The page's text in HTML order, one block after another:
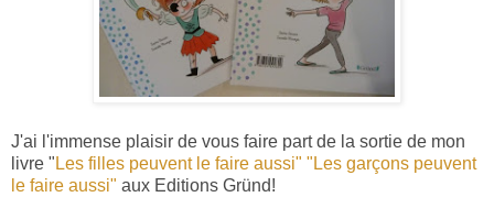
J'ai l'immense plaisir de vous faire part de la sortie de mon
livre " Les filles peuvent le faire aussi" "Les garçons peuvent
le faire aussi" aux Editions Gründ!